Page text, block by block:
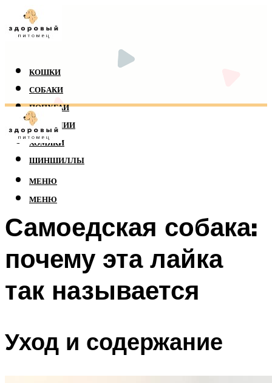
КОШКИ
СОБАКИ
ПОПУГАИ
РЕПТИЛИИ
ХОМЯКИ
ШИНШИЛЛЫ
МЕНЮ
МЕНЮ
Самоедская собака:
почему эта лайка
так называется
Уход и содержание